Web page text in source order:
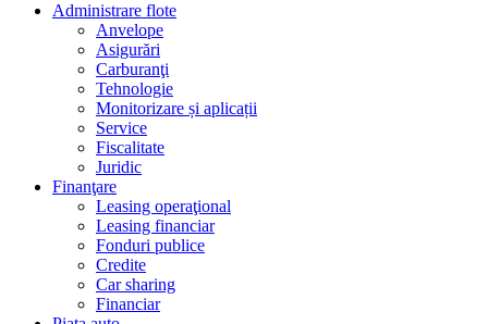
Administrare flote
Anvelope
Asigurări
Carburanţi
Tehnologie
Monitorizare și aplicații
Service
Fiscalitate
Juridic
Finanţare
Leasing operaţional
Leasing financiar
Fonduri publice
Credite
Car sharing
Financiar